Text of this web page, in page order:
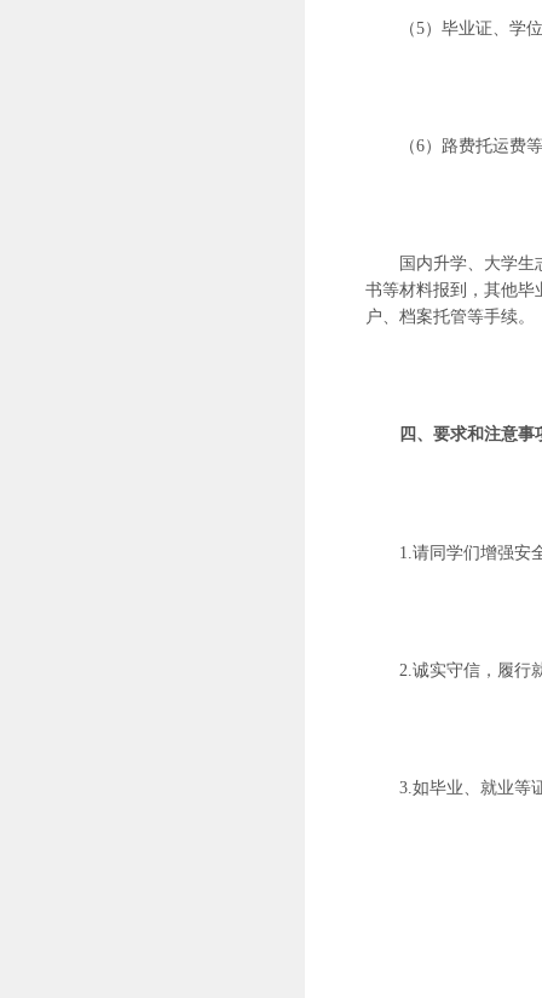
（5）毕业证、学
（6）路费托运费
国内升学、大学
书等材料报到，其他毕
户、档案托管等手续。
四、要求和注意事
1.请同学们增强安
2.诚实守信，履行
3.如毕业、就业等